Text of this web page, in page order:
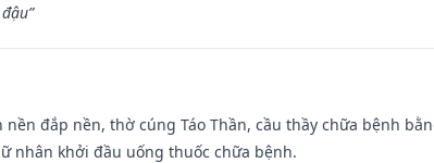
đắp nền, thờ cúng Táo Thần, cầu thầy chữa bệnh
nhân khởi đầu uống thuốc chữa bệnh.